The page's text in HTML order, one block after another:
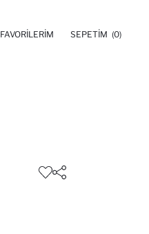
FAVORILERIM SEPETIM (0)